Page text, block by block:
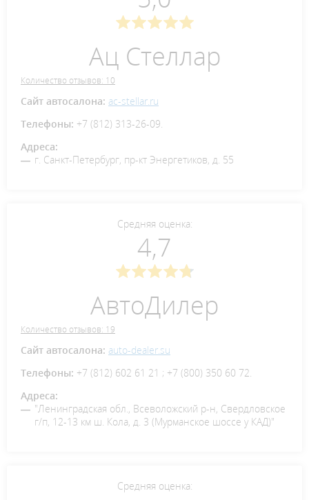
Ац Стеллар
Количество отзывов: 10
Сайт автосалона: ac-stellar.ru
Телефоны: +7 (812) 313-26-09.
Адреса:
г. Санкт-Петербург, пр-кт Энергетиков, д. 55
Средняя оценка:
4,7
АвтоДилер
Количество отзывов: 19
Сайт автосалона: auto-dealer.su
Телефоны: +7 (812) 602 61 21 ; +7 (800) 350 60 72.
Адреса:
"Ленинградская обл., Всеволожский р-н, Свердловское
г/п, 12-13 км ш. Кола, д. 3 (Мурманское шоссе у КАД)"
Средняя оценка: